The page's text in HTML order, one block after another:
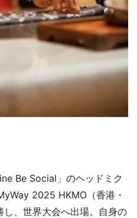
Be Social」のヘッドミク
2025 HKMO（香港・
、世界大会へ出場。自身の